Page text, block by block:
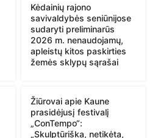
Kėdainių rajono
savivaldybės seniūnijose
sudaryti preliminarūs
2026 m. nenaudojamų,
apleistų kitos paskirties
žemės sklypų sąrašai
Žiūrovai apie Kaune
prasidėjusį festivalį
„ConTempo“:
„Skulptūriška, netikėta,